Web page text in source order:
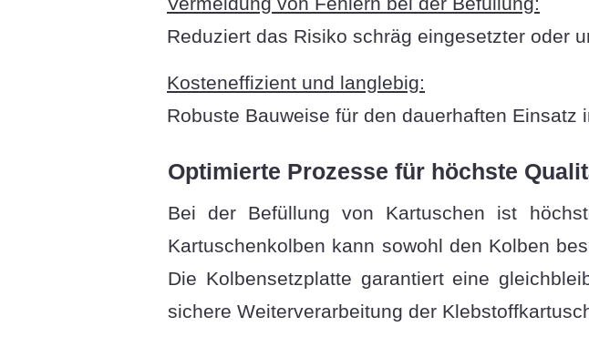
Reduziert das Risiko schräg eingesetzter oder
Kosteneffizient und langlebig:
Robuste Bauweise für den dauerhaften Einsatz
Optimierte Prozesse für höchste
Bei der Befüllung von Kartuschen ist
Kartuschenkolben kann sowohl den Kolben
Die Kolbensetzplatte garantiert eine
sichere Weiterverarbeitung der